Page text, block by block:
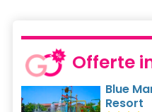
Offerte
Blue
Resort